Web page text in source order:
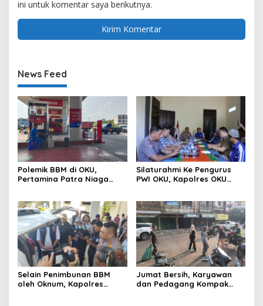
ini untuk komentar saya berikutnya.
News Feed
Polemik BBM di OKU,
Pertamina Patra Niaga
BBM Subsidi dan Perkuat
Pengawasan di Kabupaten
Ogan Komering Ulu
Silaturahmi Ke Pengurus
PWI OKU, Kapolres OKU
Selain Penimbunan BBM
oleh Oknum, Kapolres
Jumat Bersih, Karyawan
dan Pedagang Kompak